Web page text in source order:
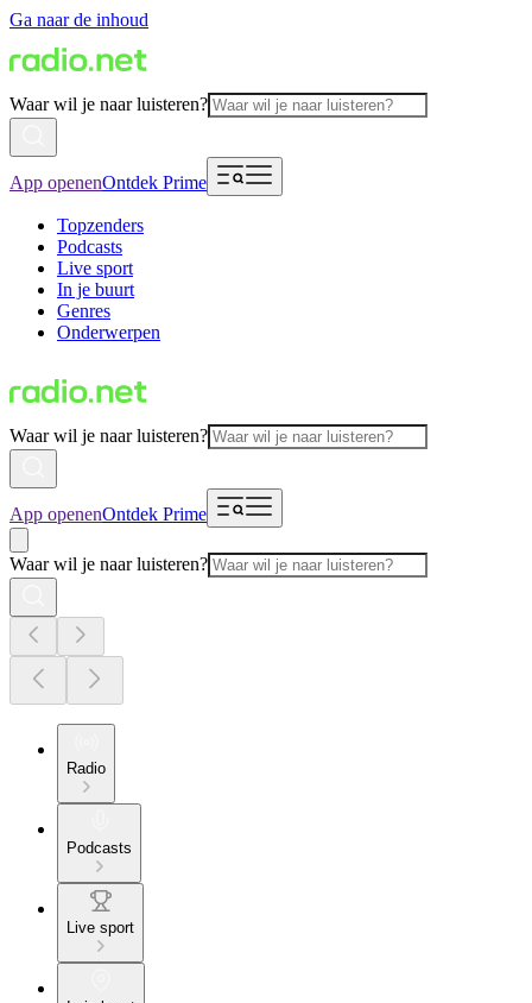
Ga naar de inhoud
Waar wil je naar luisteren?
App openenOntdek Prime
Topzenders
Podcasts
Live sport
In je buurt
Genres
Onderwerpen
Waar wil je naar luisteren?
App openenOntdek Prime
Waar wil je naar luisteren?
Radio
Podcasts
Live sport